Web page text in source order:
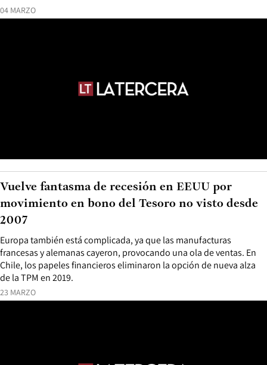
04 MARZO
23 MARZO
Europa también está complicada, ya que las manufacturas
francesas y alemanas cayeron, provocando una ola de ventas. En
Chile, los papeles financieros eliminaron la opción de nueva alza
de la TPM en 2019.
Vuelve fantasma de recesión en EEUU por
movimiento en bono del Tesoro no visto desde
2007